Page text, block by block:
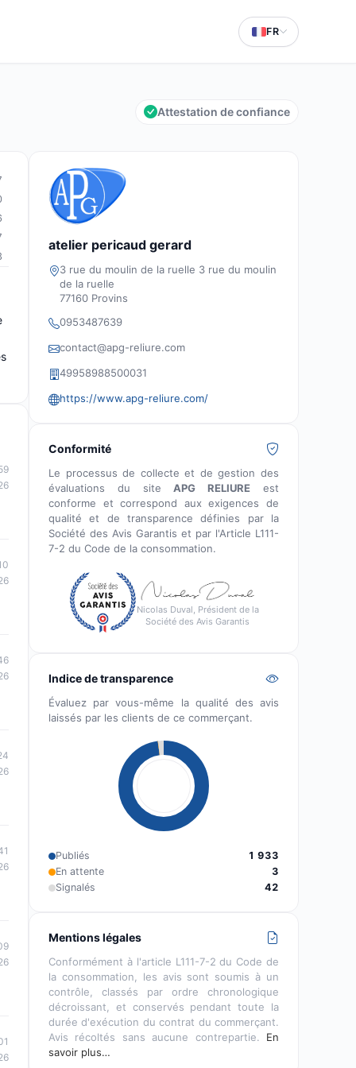
FR
Attestation de confiance
atelier pericaud gerard
3 rue du moulin de la ruelle 3 rue du moulin
de la ruelle
77160 Provins
0953487639
contact@apg-reliure.com
49958988500031
https://www.apg-reliure.com/
Conformité
Le processus de collecte et de gestion des
évaluations du siteAPG RELIURE est
conforme et correspond aux exigences de
qualité et de transparence définies par la
Société des Avis Garantis et par l'Article L111-
7-2 du Code de la consommation.
Nicolas Duval, Président de la
Société des Avis Garantis
Indice de transparence
Évaluez par vous-même la qualité des avis
laissés par les clients de ce commerçant.
Publiés
1 933
En attente
3
Signalés
42
Mentions légales
Conformément à l'article L111-7-2 du Code de
la consommation, les avis sont soumis à un
contrôle, classés par ordre chronologique
décroissant, et conservés pendant toute la
durée d'exécution du contrat du commerçant.
Avis récoltés sans aucune contrepartie. En
savoir plus…